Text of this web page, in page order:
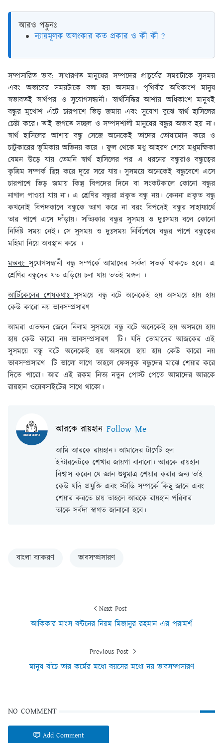
আরও পড়ুনঃ
ন্যায়মূলক অলংকার কত প্রকার ও কী কী ?
সম্প্রসারিত ভাব:সাধারণত মানুষের সম্পদের প্রাচুর্যের সময়টাকে সুসময়
এবং অভাবের সময়টাকে বলা হয় অসময়। পৃথিবীর অধিকাংশ মানুষ
স্বভাবতই স্বার্থপর ও সুযোগসন্ধানী। স্বার্থসিদ্ধির আশায় অধিকাংশ মানুষই
বন্ধুর মুখোশ এঁটে চারপাশে ভিড় জমায় এবং সুযোগ বুঝে স্বার্থ হাসিলের
চেষ্টা করে। তাই জগতে সচ্ছল ও সম্পদশালী মানুষের বন্ধুর অভাব হয় না।
স্বার্থ হাসিলের আশায় বন্ধু সেজে অনেকেই তাদের তোষামোদ করে ও
চাটুকারের ভূমিকায় অভিনয় করে । ফুল থেকে মধু আহরণ শেষে মধুমক্ষিকা
যেমন উড়ে যায় তেমনি স্বার্থ হাসিলের পর এ ধরনের বন্ধুরাও বন্ধুত্বের
কৃত্রিম সম্পর্ক ছিন্ন করে দূরে সরে যায়। সুসময়ে অনেকেই বন্ধুবেশে এসে
চারপাশে ভিড় জমায় কিন্তু বিপদের দিনে বা সংকটকালে কোনো বন্ধুর
নাগাল পাওয়া যায় না। এ শ্রেণির বন্ধুরা প্রকৃত বন্ধু নয়। কেননা প্রকৃত বন্ধু
কখনোই বিপদকালে বন্ধুকে ত্যাগ করে না বরং বিপদেই বন্ধুর সাহায্যার্থে
তার পাশে এসে দাঁড়ায়। সত্যিকার বন্ধুর সুসময় ও দুঃসময় বলে কোনো
নির্দিষ্ট সময় নেই। সে সুসময় ও দুঃসময় নির্বিশেষে বন্ধুর পাশে বন্ধুত্বের
মহিমা নিয়ে অবস্থান করে ।
মন্তব্য:সুযোগসন্ধানী বন্ধু সম্পর্কে আমাদের সর্বদা সতর্ক থাকতে হবে। এ
শ্রেণির বন্ধুদের যত এড়িয়ে চলা যায় ততই মঙ্গল ।
আর্টিকেলের শেষকথাঃসুসময়ে বন্ধু বটে অনেকেই হয় অসময়ে হায় হায়
কেউ কারো নয় ভাবসম্প্রসারণ
আমরা এতক্ষন জেনে নিলাম সুসময়ে বন্ধু বটে অনেকেই হয় অসময়ে হায়
হায় কেউ কারো নয় ভাবসম্প্রসারণ টি। যদি তোমাদের আজকের এই
সুসময়ে বন্ধু বটে অনেকেই হয় অসময়ে হায় হায় কেউ কারো নয়
ভাবসম্প্রসারণ টি ভালো লাগে তাহলে ফেসবুক বন্ধুদের মাঝে শেয়ার করে
দিতে পারো। আর এই রকম নিত্য নতুন পোস্ট পেতে আমাদের আরকে
রায়হান ওয়েবসাইটের সাথে থাকো।
আরকে রায়হান Follow Me
আমি আরকে রায়হান। আমাদের টার্গেট হল
ইন্টারনেটকে শেখার জায়গা বানানো। আরকে রায়হান
বিশ্বাস করেন যে জ্ঞান শুধুমাত্র শেয়ার করার জন্য তাই
কেউ যদি প্রযুক্তি এবং স্টাডি সম্পর্কে কিছু জানে এবং
শেয়ার করতে চায় তাহলে আরকে রায়হান পরিবার
তাকে সর্বদা স্বাগত জানানো হবে।
বাংলা ব্যাকরণ ভাবসম্প্রসারণ
Next Post
আকিকার মাংস বন্টনের নিয়ম মিজানুর রহমান এর পরামর্শ
Previous Post
মানুষ বাঁচে তার কর্মের মধ্যে বয়সের মধ্যে নয় ভাবসম্প্রসারণ
NO COMMENT
Add Comment